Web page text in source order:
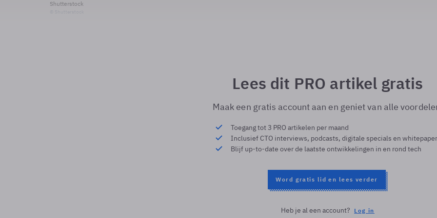
Shutterstock
Lees dit PRO artikel gratis
Maak een gratis account aan en geniet van alle
Toegang tot 3 PRO artikelen per maand
Inclusief CTO interviews, podcasts, digitale specials en
Blijf up-to-date over de laatste ontwikkelingen in en rond tech
Word gratis lid en lees verder
Heb je al een account? Log in